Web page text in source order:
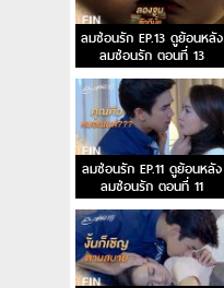
ลมซ่อนรัก EP.13 ดูย้อนหลัง
ลมซ่อนรัก ตอนที่ 13
ลมซ่อนรัก EP.11 ดูย้อนหลัง
ลมซ่อนรัก ตอนที่ 11